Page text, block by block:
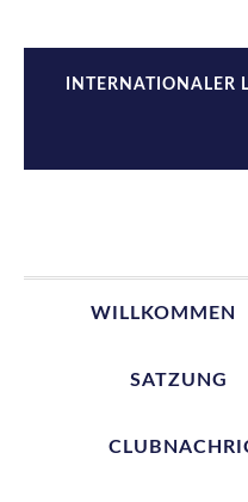
Hauptnavigation
springen
Inhalt
springen
Seitenspalte
springen
Fußzeile
springenINTERNATIONALER
WILLKOMMEN
SATZUNG